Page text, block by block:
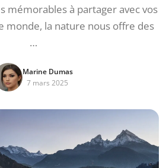
mémorables à partager avec vos
monde, la nature nous offre des
…
Marine Dumas
7 mars 2025